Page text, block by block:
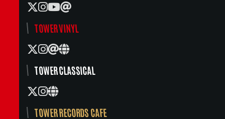
TOWER VINYL
TOWER CLASSICAL
TOWER RECORDS CAFE